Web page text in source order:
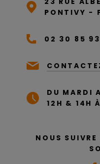
PONTIVY -
02 30 85 93
DU MARDI
12H & 14H
NOUS SUIVRE